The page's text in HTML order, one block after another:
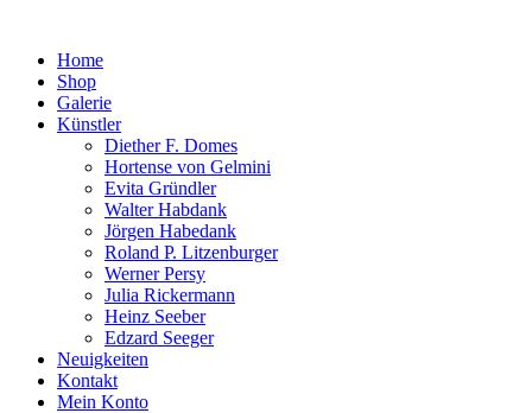
Home
Shop
Galerie
Künstler
Diether F. Domes
Hortense von Gelmini
Evita Gründler
Walter Habdank
Jörgen Habedank
Roland P. Litzenburger
Werner Persy
Julia Rickermann
Heinz Seeber
Edzard Seeger
Neuigkeiten
Kontakt
Mein Konto